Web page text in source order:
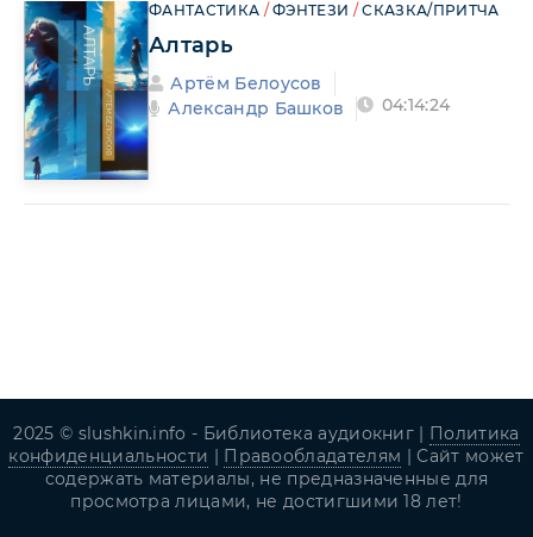
ФАНТАСТИКА /ФЭНТЕЗИ /СКАЗКА/ПРИТЧА
Алтарь
Артём Белоусов
Александр Башков
04:14:24
2025 © slushkin.info - Библиотека аудиокниг | Политика
конфиденциальности | Правообладателям | Сайт может
содержать материалы, не предназначенные для
просмотра лицами, не достигшими 18 лет!